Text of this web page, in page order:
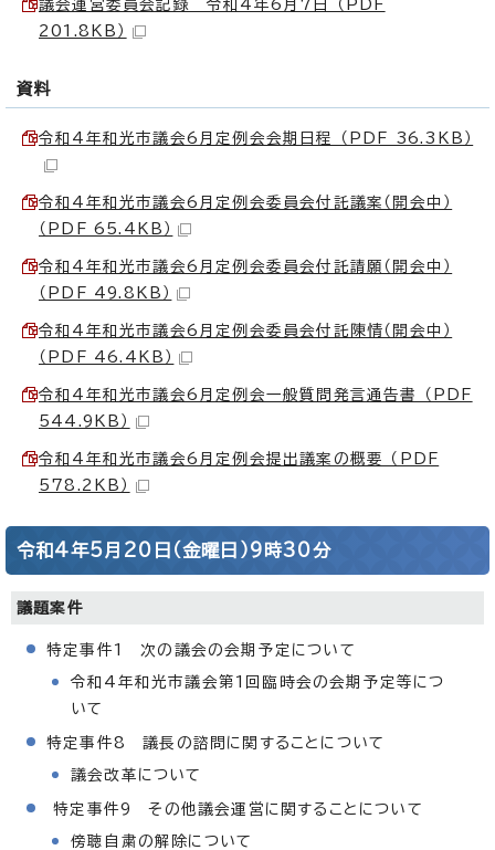
議会運営委員会記録 令和4年6月7日 （PDF
201.8KB）
資料
令和4年和光市議会6月定例会会期日程 （PDF 36.3KB）
令和4年和光市議会6月定例会委員会付託議案（開会中）
（PDF 65.4KB）
令和4年和光市議会6月定例会委員会付託請願（開会中）
（PDF 49.8KB）
令和4年和光市議会6月定例会委員会付託陳情（開会中）
（PDF 46.4KB）
令和4年和光市議会6月定例会一般質問発言通告書 （PDF
544.9KB）
令和4年和光市議会6月定例会提出議案の概要 （PDF
578.2KB）
令和4年5月20日（金曜日）9時30分
議題案件
特定事件1 次の議会の会期予定について
令和4年和光市議会第1回臨時会の会期予定等につ
いて
特定事件8 議長の諮問に関することについて
議会改革について
特定事件9 その他議会運営に関することについて
傍聴自粛の解除について